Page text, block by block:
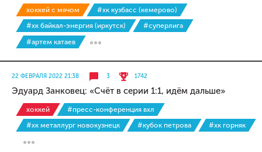
хоккей с мячом
#хк кузбасс (кемерово)
#хк байкал-энергия (иркутск)
#суперлига
#артем катаев
22 ФЕВРАЛЯ 2022 21:38 3 1742
Эдуард Занковец: «Счёт в серии 1:1, идём дальше»
хоккей
#пресс-конференция вхл
#хк металлург новокузнецк
#кубок петрова #хк горняк